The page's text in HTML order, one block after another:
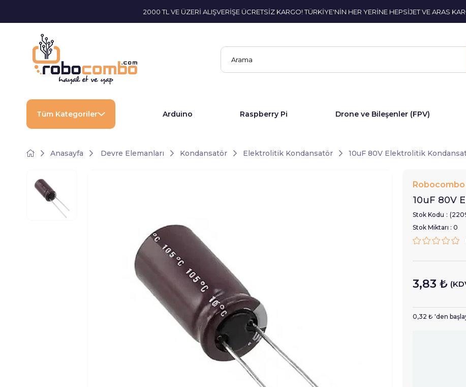
2000 TL VE ÜZERİ ALIŞVERİŞE ÜCRETSİZ KARGO! TÜRKİYE'NİN HER YERİNE HEPSİJET VE ARAS
Tüm Kategoriler Arduino Raspberry Pi Drone ve Bileşenler (FPV)
Anasayfa Devre Elemanları Kondansatör Elektrolitik Kondansatör 10uF 80V Elektrolitik
Robocombo
10uF 80V
Stok Kodu
Stok Miktarı : 0
3,83 ₺
0,32 ₺ 'den